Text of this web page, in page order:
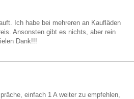
Ich habe bei mehreren an Kaufläden
Ansonsten gibt es nichts, aber rein
Dank!!!
einfach 1 A weiter zu empfehlen,